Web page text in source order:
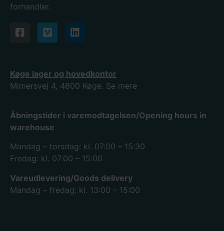
forhandler.
Køge lager og hovedkontor
Mimersvej 4, 4600 Køge. Se mere
Åbningstider i varemodtagelsen/Opening hours in
warehouse
Mandag – torsdag: kl. 07:00 – 15:30
Fredag: kl. 07:00 – 15:00
Vareudlevering/Goods delivery
Mandag – fredag: kl. 13:00 – 15:00